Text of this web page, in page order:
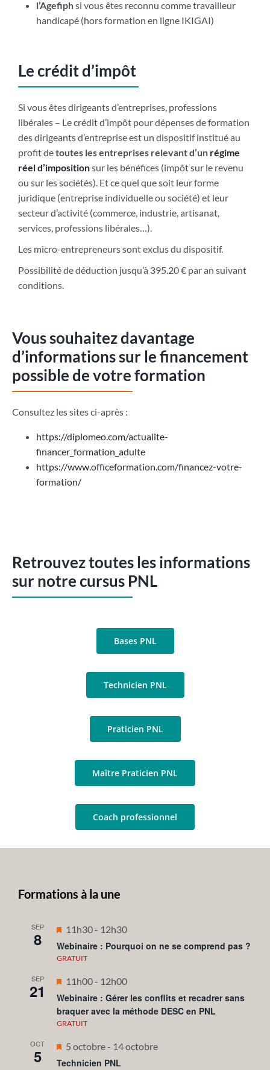
l’Agefiphsi vous êtes reconnu comme travailleur
handicapé (hors formation en ligne IKIGAI)
Le crédit d’impôt
Si vous êtes dirigeants d’entreprises, professions
libérales – Le crédit d’impôt pour dépenses de formation
des dirigeants d’entreprise est un dispositif institué au
profit detoutes les entreprises relevant d’un régime
réel d’impositionsur les bénéfices (impôt sur le revenu
ou sur les sociétés). Et ce quel que soit leur forme
juridique (entreprise individuelle ou société) et leur
secteur d’activité (commerce, industrie, artisanat,
services, professions libérales…).
Les micro-entrepreneurs sont exclus du dispositif.
Possibilité de déduction jusqu’à 395.20 € par an suivant
conditions.
Vous souhaitez davantage
d’informations sur le financement
possible de votre formation
Consultez les sites ci-après :
https://diplomeo.com/actualite-
financer_formation_adulte
https://www.officeformation.com/financez-votre-
formation/
Retrouvez toutes les informations
sur notre cursus PNL
Bases PNL
Technicien PNL
Praticien PNL
Maître Praticien PNL
Coach professionnel
Formations à la une
SEP
8
Mis
en
avant
11h30- 12h30
Webinaire : Pourquoi on ne se comprend pas ?
GRATUIT
SEP
21
Mis
en
avant
11h00- 12h00
Webinaire : Gérer les conflits et recadrer sans
braquer avec la méthode DESC en PNL
GRATUIT
OCT
5
Mis
en
5 octobre- 14 octobre
Technicien PNL